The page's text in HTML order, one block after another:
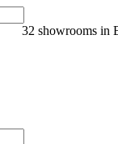
32 showrooms in